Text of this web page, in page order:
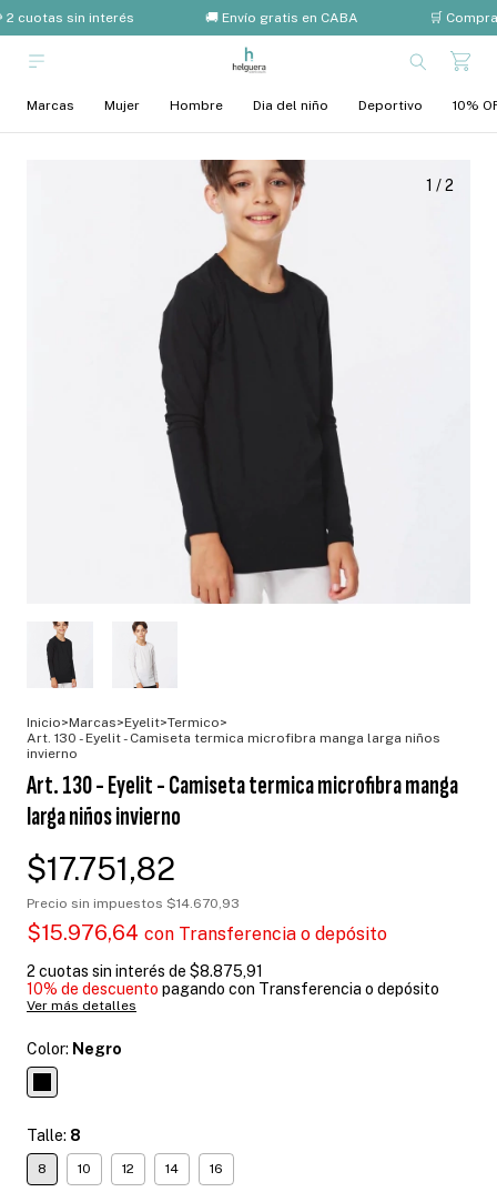
cuotas sin interés 🚚 Envío gratis en CABA 🛒
Marcas Mujer Hombre Dia del niño Deportivo 10%
1 /2
Inicio>Marcas>Eyelit>Termico>
Art. 130 - Eyelit - Camiseta termica microfibra manga larga niños
invierno
Art. 130 - Eyelit - Camiseta termica microfibra manga
larga niños invierno
$17.751,82
Precio sin impuestos $14.670,93
$15.976,64 con Transferencia o depósito
2 cuotas sin interés de $8.875,91
10% de descuento pagando con Transferencia o depósito
Ver más detalles
Color: Negro
Talle: 8
8 10 12 14 16